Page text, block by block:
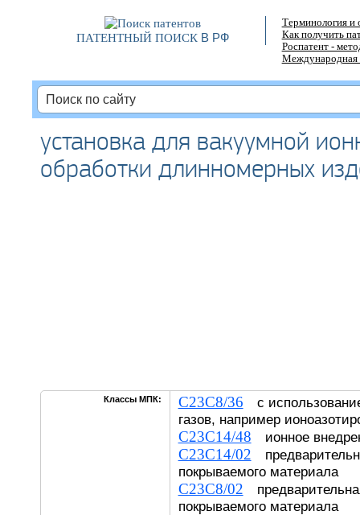
ПАТЕНТНЫЙ ПОИСКВ РФ
Терминология и
Как получить
Роспатент -
Международная
установка для вакуумной
обработки длинномерных
Классы МПК: C23C8/36 с
газов, например
C23C14/48 ионное
C23C14/02
покрываемого материала
C23C8/02
покрываемого материала